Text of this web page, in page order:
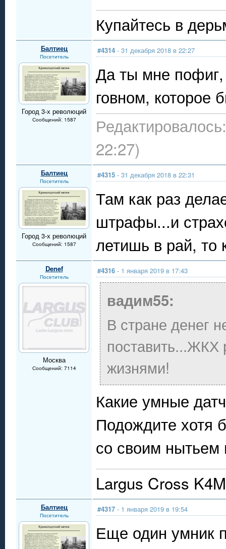
Купайтесь в
Балтиец
Посетитель
Город 3-х революций
Сообщений: 1587
#4314 - 31 декабря 2018 в 22:27
Да ты мне пофиг,
говном, которое
22:27)
Балтиец
Посетитель
Город 3-х революций
Сообщений: 1587
#4315 - 31 декабря 2018 в 22:31
Там как раз
штрафы...и
летишь в рай, то
Denef
Посетитель
Москва
Сообщений: 7114
#4316 - 1 января 2019 в 17:43
вадим55:
В стране денег
поставить...ЖКХ
жизнями!
Какие умные
Подождите хотя
со своим нытьем
Largus Cross
Балтиец
Посетитель
#4317 - 1 января 2019 в 19:54
Еще один умник